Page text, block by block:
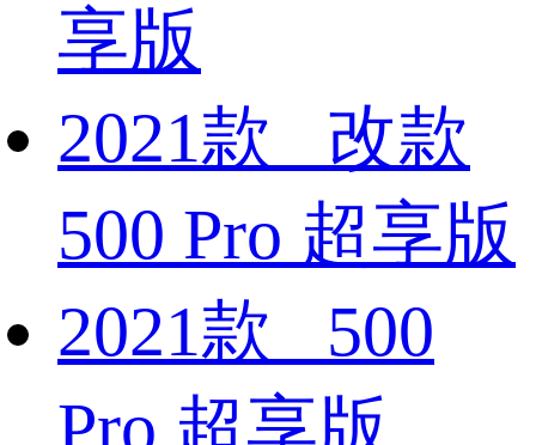
享版
2021款 改款
500 Pro 超享版
2021款 500
Pro 超享版